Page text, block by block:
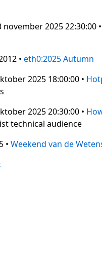
2025 22:30:00 •
• eth0:2025 Autumn
2025 18:00:00 •
2025 20:30:00 •
technical audience
• Weekend van de